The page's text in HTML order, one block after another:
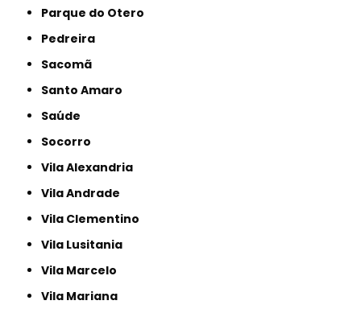
Parque do Otero
Pedreira
Sacomã
Santo Amaro
Saúde
Socorro
Vila Alexandria
Vila Andrade
Vila Clementino
Vila Lusitania
Vila Marcelo
Vila Mariana